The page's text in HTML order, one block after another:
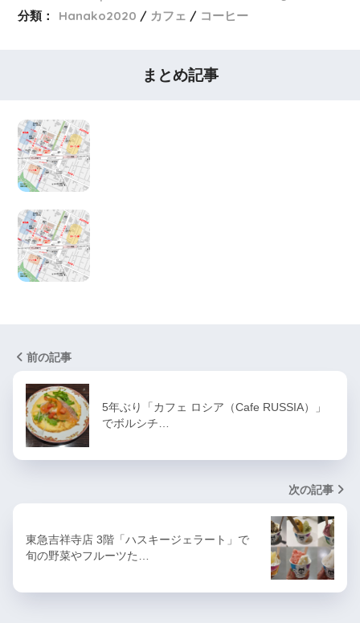
分類：
Hanako2020 カフェ コーヒー
まとめ記事
前の記事
5年ぶり「カフェ ロシア（Cafe RUSSIA）」
でボルシチ…
次の記事
東急吉祥寺店 3階「ハスキージェラート」で
旬の野菜やフルーツた…